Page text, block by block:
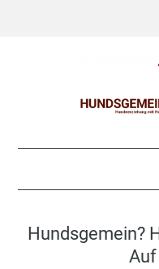
Hundsgemein?
Auf